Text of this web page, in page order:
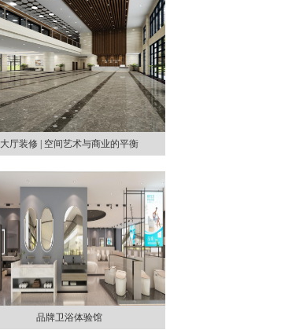
大厅装修 | 空间艺术与商业的平衡
品牌卫浴体验馆